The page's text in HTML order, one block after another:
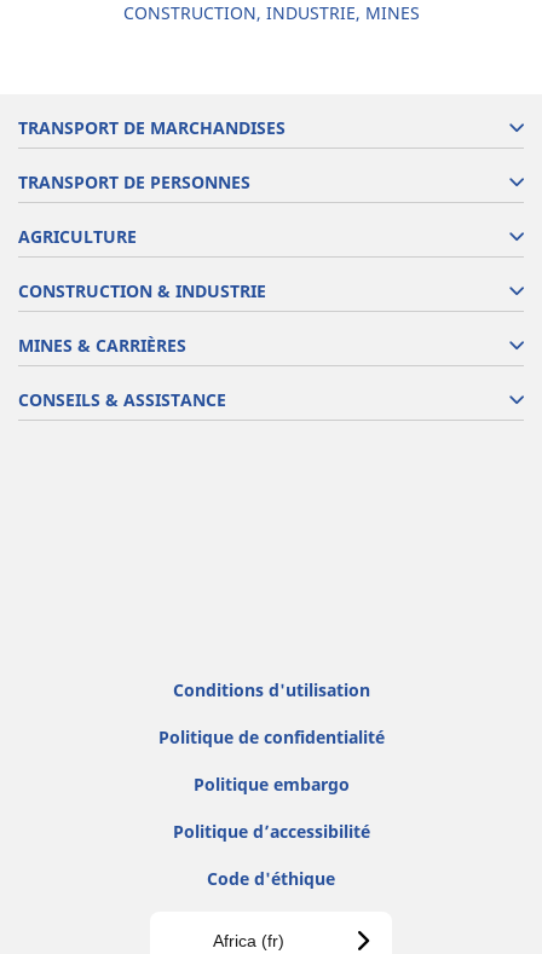
CONSTRUCTION, INDUSTRIE, MINES
TRANSPORT DE MARCHANDISES
TRANSPORT DE PERSONNES
AGRICULTURE
CONSTRUCTION & INDUSTRIE
MINES & CARRIÈRES
CONSEILS & ASSISTANCE
Conditions d'utilisation
Politique de confidentialité
Politique embargo
Politique d’accessibilité
Code d'éthique
Africa (fr)